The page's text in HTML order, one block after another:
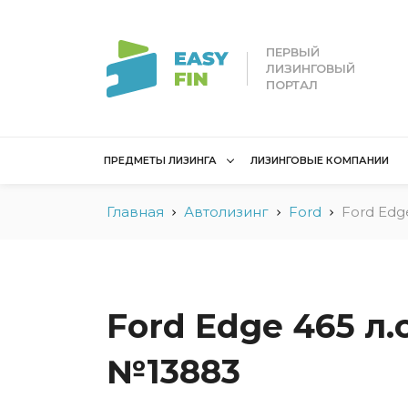
ПЕРВЫЙ
ЛИЗИНГОВЫЙ
ПОРТАЛ
ПРЕДМЕТЫ ЛИЗИНГА
Лизинг для
Грузовые автомобили
Для юридических лиц в
Беларуси
Коммерческий
Лизинг
Водный
Для
ЛИЗИНГОВЫЕ КОМПАНИИ
Главная Автолизинг Ford Ford
Ford Edge 465
№13883